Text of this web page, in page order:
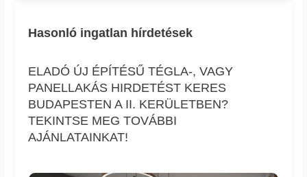
Hasonló ingatlan hírdetések
ELADÓ ÚJ ÉPÍTÉSŰ TÉGLA-, VAGY
PANELLAKÁS HIRDETÉST KERES
BUDAPESTEN A II. KERÜLETBEN?
TEKINTSE MEG TOVÁBBI
AJÁNLATAINKAT!